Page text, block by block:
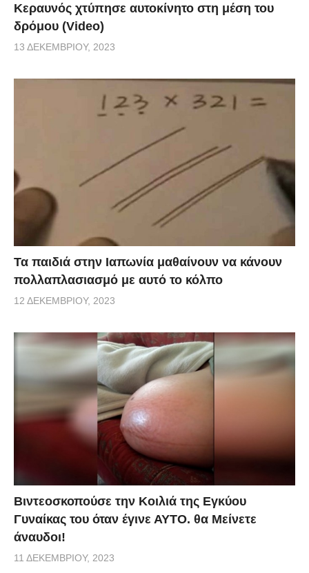
Κεραυνός χτύπησε αυτοκίνητο στη μέση του
δρόμου (Video)
13 ΔΕΚΕΜΒΡΊΟΥ, 2023
Τα παιδιά στην Ιαπωνία μαθαίνουν να κάνουν
πολλαπλασιασμό με αυτό το κόλπο
12 ΔΕΚΕΜΒΡΊΟΥ, 2023
Βιντεοσκοπούσε την Κοιλιά της Εγκύου
Γυναίκας του όταν έγινε ΑΥΤΟ. θα Μείνετε
άναυδοι!
11 ΔΕΚΕΜΒΡΊΟΥ, 2023